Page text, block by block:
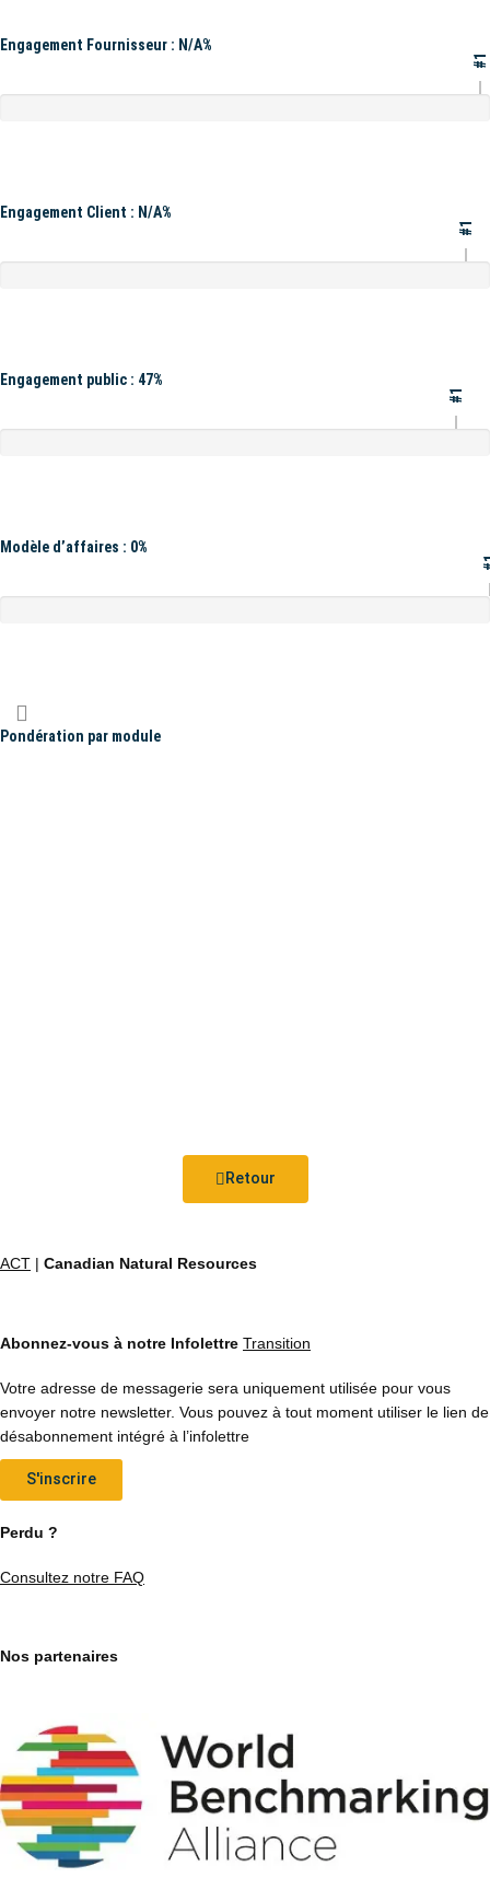
Engagement Fournisseur : N/A%
#1
Engagement Client : N/A%
#1
Engagement public : 47%
#1
Modèle d’affaires : 0%
Pondération par module
Retour
ACT | Canadian Natural Resources
Abonnez-vous à notre Infolettre Transition
Votre adresse de messagerie sera uniquement utilisée pour vous
envoyer notre newsletter. Vous pouvez à tout moment utiliser le lien de
désabonnement intégré à l’infolettre
S'inscrire
Perdu ?
Consultez notre FAQ
Nos partenaires